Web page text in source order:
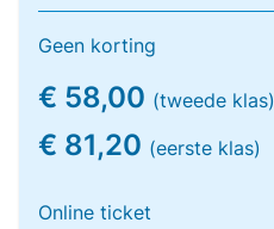
Geen korting
€ 58,00 (tweede klas)
€ 81,20 (eerste klas)
Online ticket